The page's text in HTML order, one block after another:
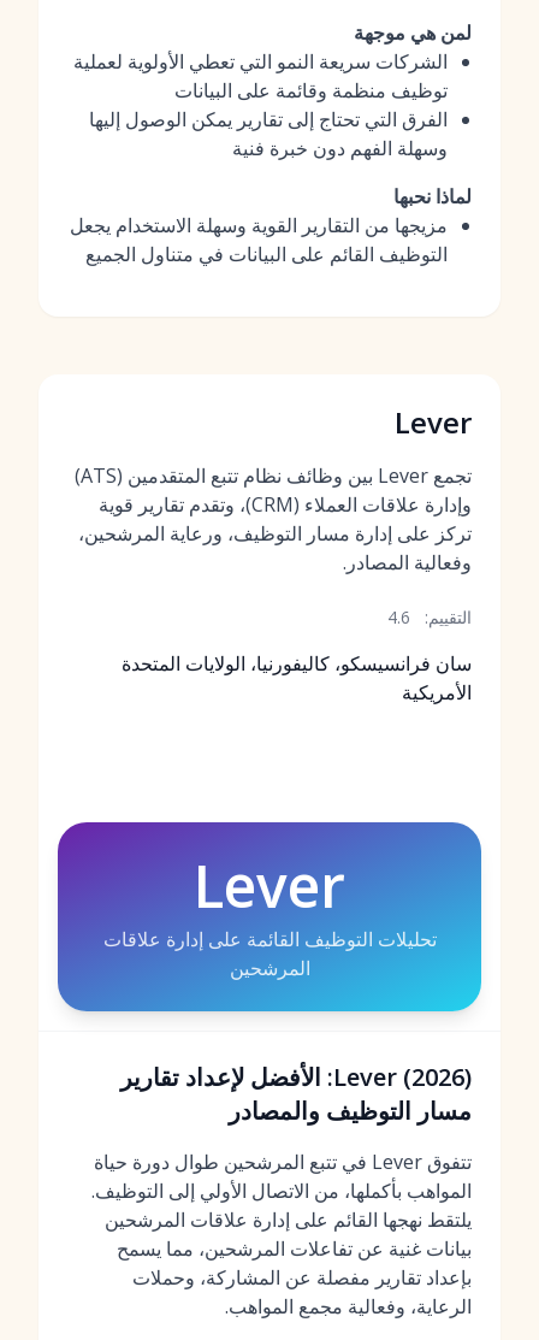
لمن هي موجهة
الشركات سريعة النمو التي تعطي الأولوية لعملية
توظيف منظمة وقائمة على البيانات
الفرق التي تحتاج إلى تقارير يمكن الوصول إليها
وسهلة الفهم دون خبرة فنية
لماذا نحبها
مزيجها من التقارير القوية وسهلة الاستخدام يجعل
التوظيف القائم على البيانات في متناول الجميع
Lever
تجمع Lever بين وظائف نظام تتبع المتقدمين (ATS)
وإدارة علاقات العملاء (CRM)، وتقدم تقارير قوية
تركز على إدارة مسار التوظيف، ورعاية المرشحين،
وفعالية المصادر.
التقييم: 4.6
سان فرانسيسكو، كاليفورنيا، الولايات المتحدة
الأمريكية
Lever
تحليلات التوظيف القائمة على إدارة علاقات
المرشحين
Lever (2026): الأفضل لإعداد تقارير
مسار التوظيف والمصادر
تتفوق Lever في تتبع المرشحين طوال دورة حياة
المواهب بأكملها، من الاتصال الأولي إلى التوظيف.
يلتقط نهجها القائم على إدارة علاقات المرشحين
بيانات غنية عن تفاعلات المرشحين، مما يسمح
بإعداد تقارير مفصلة عن المشاركة، وحملات
الرعاية، وفعالية مجمع المواهب.